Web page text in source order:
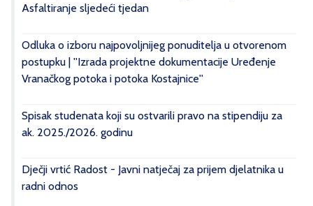
Asfaltiranje sljedeći tjedan
Odluka o izboru najpovoljnijeg ponuditelja u otvorenom
postupku | ''Izrada projektne dokumentacije Uređenje
Vranačkog potoka i potoka Kostajnice''
Spisak studenata koji su ostvarili pravo na stipendiju za
ak. 2025./2026. godinu
Dječji vrtić Radost - Javni natječaj za prijem djelatnika u
radni odnos